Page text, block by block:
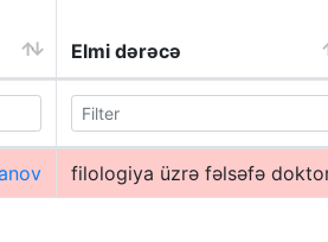
Elmi dərəcə
filologiya üzrə fəlsəfə